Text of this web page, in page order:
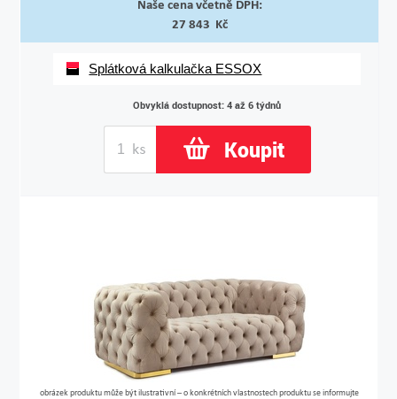
Naše cena včetně DPH:
27 843 Kč
Splátková kalkulačka ESSOX
Obvyklá dostupnost: 4 až 6 týdnů
Koupit
obrázek produktu může být ilustrativní – o konkrétních vlastnostech produktu se informujte